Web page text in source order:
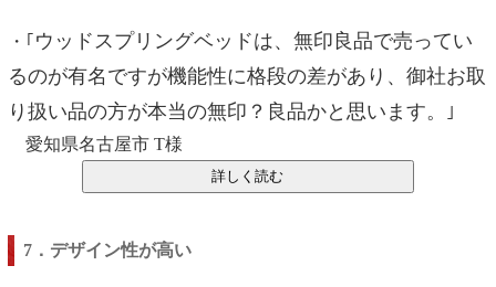
・｢ ウッドスプリングベッドは、無印良品で売ってい
るのが有名ですが機能性に格段の差があり、御社お取
り扱い品の方が本当の無印？良品かと思います。
｣
愛知県名古屋市 T様
7．デザイン性が高い